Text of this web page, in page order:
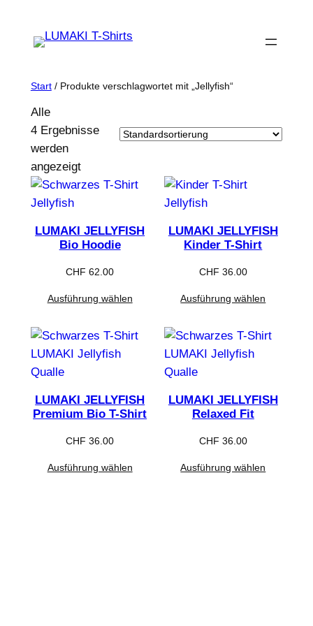
springen
Start/ Produkte verschlagwortet mit „Jellyfish“
Alle
4 Ergebnisse
werden
angezeigt
LUMAKI JELLYFISH
Bio Hoodie
CHF 62.00
Ausführung wählen
LUMAKI JELLYFISH
Kinder T-Shirt
CHF 36.00
Ausführung wählen
LUMAKI JELLYFISH
Premium Bio T-Shirt
CHF 36.00
Ausführung wählen
LUMAKI JELLYFISH
Relaxed Fit
CHF 36.00
Ausführung wählen